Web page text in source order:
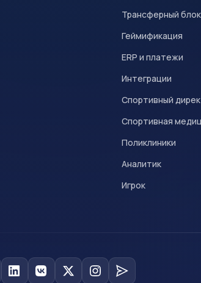
Трансферный блок
Геймификация
ERP и платежи
Интеграции
Спортивный
Спортивная
Поликлиники
Аналитик
Игрок